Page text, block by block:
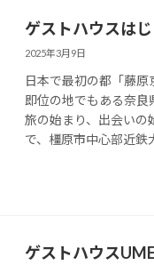
ゲストハウスはじ
2025年3月9日
日本で最初の都「藤
即位の地でもある奈良
旅の始まり、出会いの
で、橿原市中心部近鉄
ゲストハウスUME